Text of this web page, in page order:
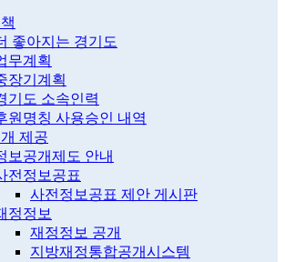
좋아지는 경기도
무계획
장기계획
기도 소속인력
원명칭 사용승인 내역
제공
보공개제도 안내
전정보공표
사전정보공표 제안 게시판
정정보
재정정보 공개
지방재정통합공개시스템